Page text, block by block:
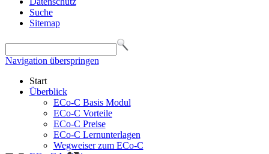
Suche
Sitemap
Navigation überspringen
Start
Überblick
ECo-C Basis Modul
ECo-C Vorteile
ECo-C Preise
ECo-C Lernunterlagen
Wegweiser zum ECo-C